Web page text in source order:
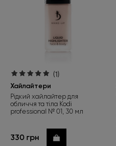
(1)
Хайлайтери
Рідкий хайлайтер для
обличчя та тіла Kodi
professional № 01, 30 мл
330 грн Купити